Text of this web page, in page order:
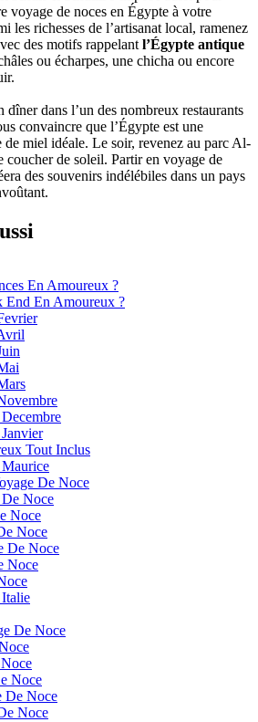
voyage de noces en Égypte à votre
les richesses de l’artisanat local, ramenez
des motifs rappelant l’Égypte antique
ou écharpes, une chicha ou encore
dans l’un des nombreux restaurants
convaincre que l’Égypte est une
miel idéale. Le soir, revenez au parc Al-
coucher de soleil. Partir en voyage de
des souvenirs indélébiles dans un pays
En Amoureux ?
End En Amoureux ?
Tout Inclus
De Noce
Noce
Noce
Noce
De Noce
Noce
De Noce
Noce
De Noce
Noce